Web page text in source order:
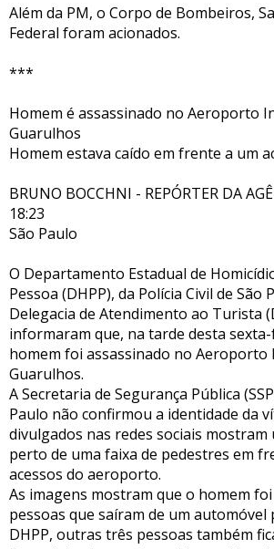
Além da PM, o Corpo de Bombeiros,
Federal foram acionados.
***
Homem é assassinado no Aeroporto
Guarulhos
Homem estava caído em frente a um
BRUNO BOCCHNI - REPÓRTER DA
18:23
São Paulo
O Departamento Estadual de
Pessoa (DHPP), da Polícia Civil de São
Delegacia de Atendimento ao Turista
informaram que, na tarde desta
homem foi assassinado no Aeroporto
Guarulhos.
A Secretaria de Segurança Pública
Paulo não confirmou a identidade da
divulgados nas redes sociais mostram
perto de uma faixa de pedestres em
acessos do aeroporto.
As imagens mostram que o homem
pessoas que saíram de um automóvel
DHPP, outras três pessoas também